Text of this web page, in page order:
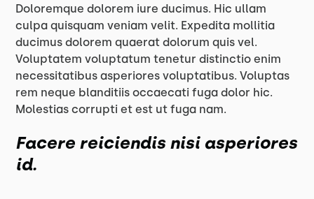
Doloremque dolorem iure ducimus. Hic ullam
culpa quisquam veniam velit. Expedita mollitia
ducimus dolorem quaerat dolorum quis vel.
Voluptatem voluptatum tenetur distinctio enim
necessitatibus asperiores voluptatibus. Voluptas
rem neque blanditiis occaecati fuga dolor hic.
Molestias corrupti et est ut fuga nam.
Facere reiciendis nisi asperiores
id.